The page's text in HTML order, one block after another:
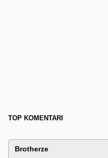
TOP KOMENTARI
Brotherze